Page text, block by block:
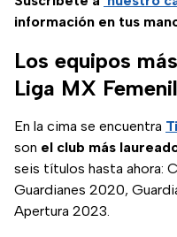
información en tus
Los equipos
Liga MX Femenil
En la cima se encuentra
son el club más
seis títulos hasta ahora:
Guardianes 2020,
Apertura 2023.